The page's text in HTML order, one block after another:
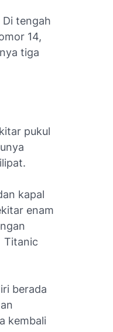
Di tengah
14,
tiga
pukul
kapal
enam
Titanic
berada
kembali